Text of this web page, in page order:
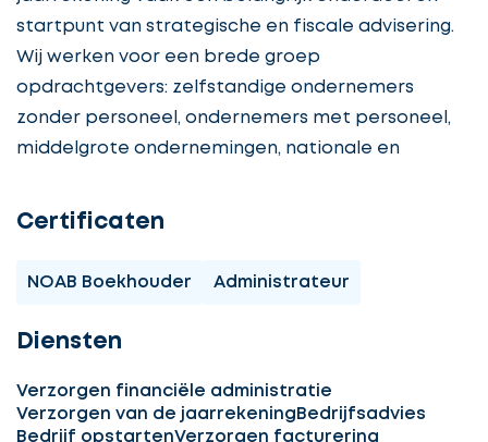
startpunt van strategische en fiscale advisering.
Wij werken voor een brede groep
opdrachtgevers: zelfstandige ondernemers
zonder personeel, ondernemers met personeel,
middelgrote ondernemingen, nationale en
Certificaten
NOAB Boekhouder Administrateur
Diensten
Verzorgen financiële administratie
Verzorgen van de jaarrekening Bedrijfsadvies
Bedrijf opstartenVerzorgen facturering